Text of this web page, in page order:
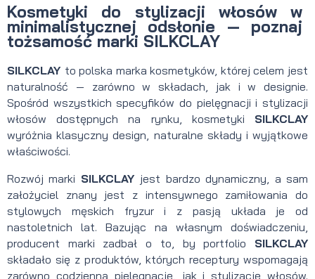
Kosmetyki do stylizacji włosów w
minimalistycznej odsłonie — poznaj
tożsamość marki SILKCLAY
SILKCLAY to polska marka kosmetyków, której celem jest
naturalność — zarówno w składach, jak i w designie.
Spośród wszystkich specyfików do pielęgnacji i stylizacji
włosów dostępnych na rynku, kosmetyki SILKCLAY
wyróżnia klasyczny design, naturalne składy i wyjątkowe
właściwości.
Rozwój marki SILKCLAY jest bardzo dynamiczny, a sam
założyciel znany jest z intensywnego zamiłowania do
stylowych męskich fryzur i z pasją układa je od
nastoletnich lat. Bazując na własnym doświadczeniu,
producent marki zadbał o to, by portfolio SILKCLAY
składało się z produktów, których receptury wspomagają
zarówno codzienną pielęgnację, jak i stylizację włosów.